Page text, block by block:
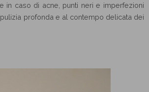
in caso di acne, punti neri e imperfezioni
profonda e al contempo delicata dei